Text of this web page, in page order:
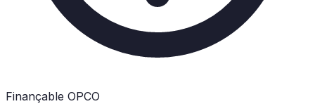
Finançable OPCO